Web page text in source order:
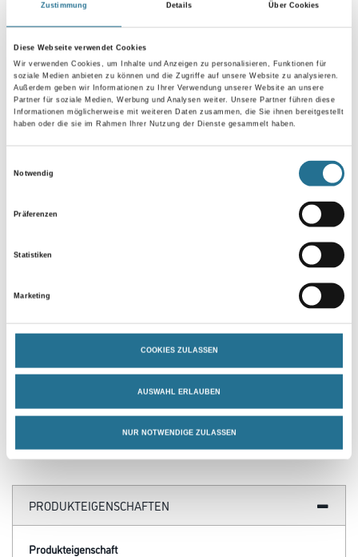
Zustimmung Details Über Cookies
Diese Webseite verwendet Cookies
Wir verwenden Cookies, um Inhalte und Anzeigen zu personalisieren, Funktionen für
soziale Medien anbieten zu können und die Zugriffe auf unsere Website zu analysieren.
Außerdem geben wir Informationen zu Ihrer Verwendung unserer Website an unsere
Partner für soziale Medien, Werbung und Analysen weiter. Unsere Partner führen diese
Informationen möglicherweise mit weiteren Daten zusammen, die Sie ihnen bereitgestellt
haben oder die sie im Rahmen Ihrer Nutzung der Dienste gesammelt haben.
Notwendig
Präferenzen
Statistiken
Marketing
COOKIES ZULASSEN
AUSWAHL ERLAUBEN
NUR NOTWENDIGE ZULASSEN
NMC Adefix Kleber 310ml
Kleber/Spachtelmasse
u.Verfugungsmater.
Bitte einloggen, um Preise zu
PRODUKTEIGENSCHAFTEN
Produkteigenschaft